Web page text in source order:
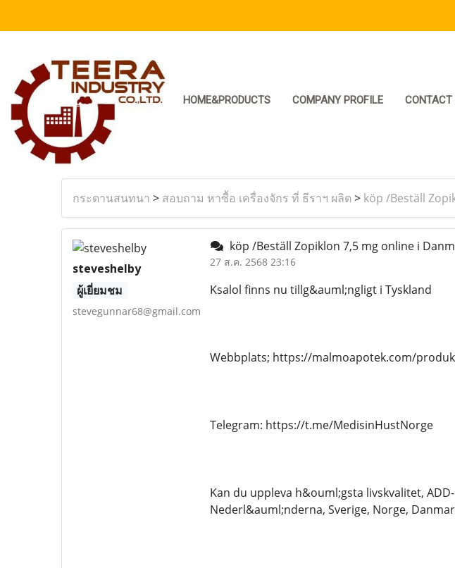
HOME&PRODUCTS COMPANY PROFILE CONTACT
กระดานสนทนา > สอบถาม หาซื้อ เครื่องจักร ที่ ธีราฯ ผลิต > köp /Beställ
steveshelby
ผู้เยี่ยมชม
stevegunnar68@gmail.com
köp /Beställ Zopiklon 7,5 mg online i
27 ส.ค. 2568 23:16
Ksalol finns nu tillg&auml;ngligt i Tyskland
Webbplats; https://malmoapotek.com/
Telegram: https://t.me/MedisinHustNorge
Kan du uppleva h&ouml;gsta livskvalitet,
Nederl&auml;nderna, Sverige, Norge,